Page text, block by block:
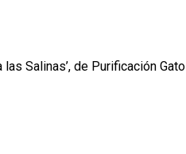
Salinas’, de Purificación Gato